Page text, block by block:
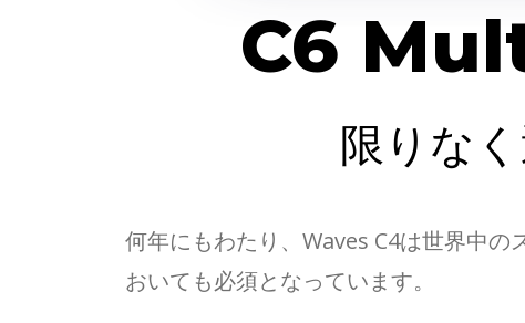
C6
限りな
何年にもわたり、Waves C4は世界中
おいても必須となっています。